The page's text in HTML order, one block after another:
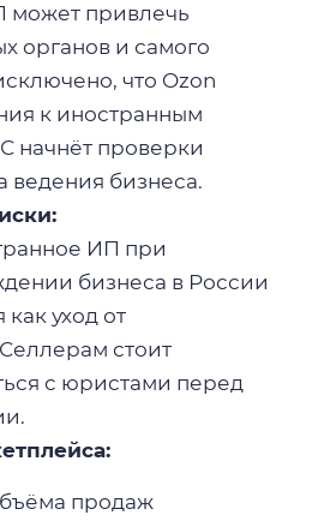
может привлечь
органов и самого
что Ozon
к иностранным
начнёт проверки
ведения бизнеса.
ИП при
бизнеса в России
как уход от
стоит
с юристами перед
продаж